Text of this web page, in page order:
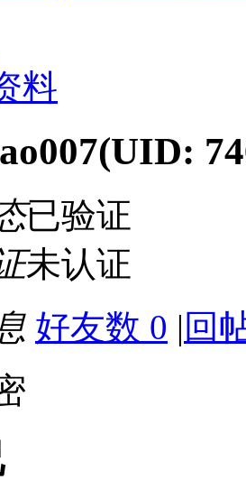
料
(UID:
已验证
未认证
好友数 0 | 回